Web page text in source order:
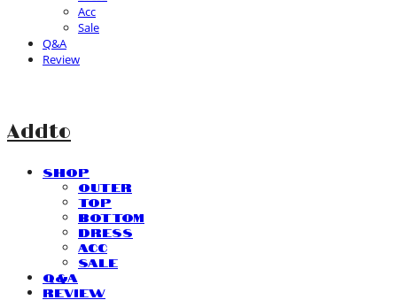
Acc
Sale
Q&A
Review
Addto
SHOP
Outer
Top
Bottom
Dress
Acc
Sale
Q&A
Review